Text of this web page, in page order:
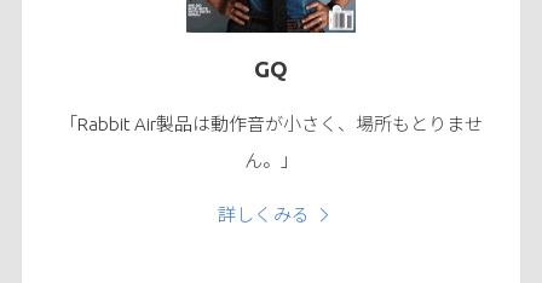
GQ
「Rabbit Air製品は動作音が小さく、場所もとりませ
ん。」
詳しくみる